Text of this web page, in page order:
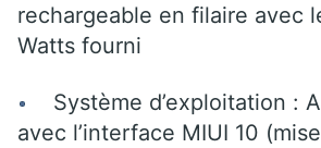
rechargeable en filaire avec
Watts fourni
Système d’exploitation :
avec l’interface MIUI 10